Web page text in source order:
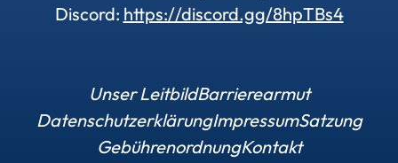
Discord: https://discord.gg/8hpTBs4
Unser LeitbildBarrierearmut
DatenschutzerklärungImpressumSatzung
GebührenordnungKontakt